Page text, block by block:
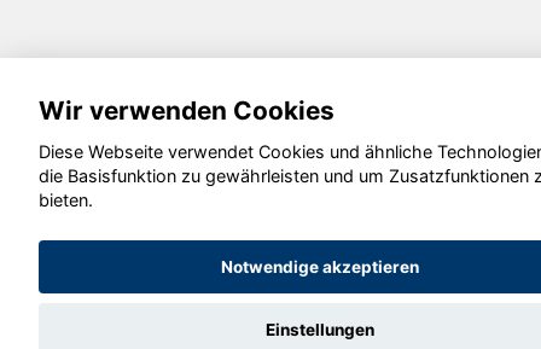
Wir verwenden Cookies
Diese Webseite verwendet Cookies und ähnliche
die Basisfunktion zu gewährleisten und um Zusatzfunktionen
bieten.
Notwendige akzeptieren
Einstellungen